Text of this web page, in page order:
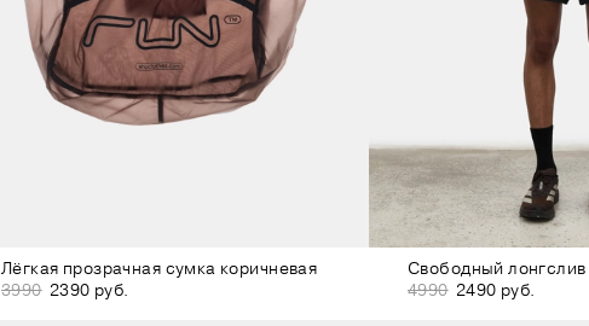
Лёгкая прозрачная сумка коричневая
3990 2390 руб.
4990 2490 руб.